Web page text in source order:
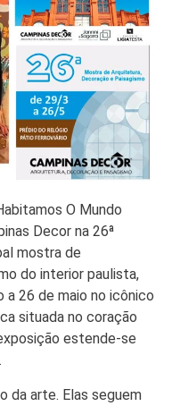
O Mundo
Decor na 26ª
mostra de
do interior paulista,
a 26 de maio no icônico
situada no coração
estende-se
da arte. Elas seguem